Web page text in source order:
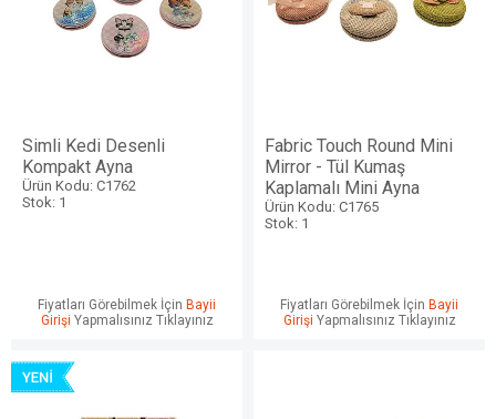
Simli Kedi Desenli
Kompakt Ayna
Ürün Kodu: C1762
Stok: 1
Fiyatları Görebilmek İçin Bayii
Girişi Yapmalısınız Tıklayınız
Fabric Touch Round Mini
Mirror - Tül Kumaş
Kaplamalı Mini Ayna
Ürün Kodu: C1765
Stok: 1
Fiyatları Görebilmek İçin Bayii
Girişi Yapmalısınız Tıklayınız